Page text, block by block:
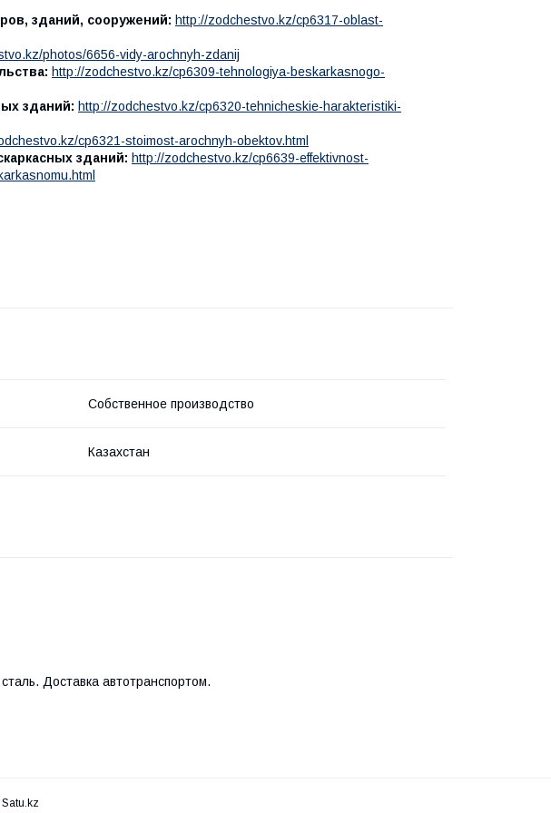
зданий, сооружений: http://zodchestvo.kz/cp6317-oblast-
photos/6656-vidy-arochnyh-zdanij
http://zodchestvo.kz/cp6309-tehnologiya-beskarkasnogo-
зданий: http://zodchestvo.kz/cp6320-tehnicheskie-harakteristiki-
cp6321-stoimost-arochnyh-obektov.html
зданий: http://zodchestvo.kz/cp6639-effektivnost-
Собственное производство
Казахстан
Доставка автотранспортом.
Satu.kz